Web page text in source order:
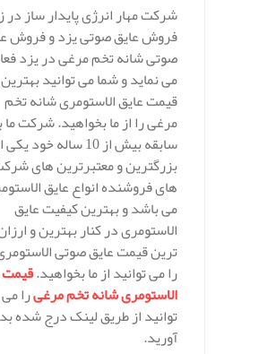
شرکت مهار انرژی پایدار ساز در
فروش عایق صوتی یزد و فروش
صوتی شانه تخم مرغی در یزد
می نماید و شما می توانید بهترین
قیمت عایق الاستومری شانه تخم
مرغی را از ما بخواهید. شرکت ما
سابقه بیش از 10 ساله خود
بزرگترین و معتبرترین های
های فروشنده انواع عایق
می باشد و بهترین کیفیت عایق
الاستومری در کنار بهترین و
ترین قیمت عایق صوتی
را می توانید از ما بخواهید.
الاستومری شانه تخم مرغیرا می
توانید از طریق لینک درج شده
آورید.